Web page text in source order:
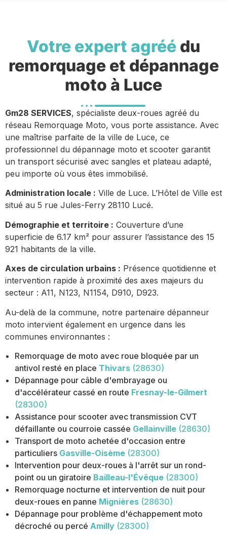
Votre expert agréé du
remorquage et dépannage
moto à Luce
Gm28 SERVICES, spécialiste deux-roues agréé du
réseau Remorquage Moto, vous porte assistance. Avec
une maîtrise parfaite de la ville de Luce, ce
professionnel du dépannage moto et scooter garantit
un transport sécurisé avec sangles et plateau adapté,
peu importe où vous êtes immobilisé.
Administration locale : Ville de Luce. L’Hôtel de Ville est
situé au 5 rue Jules-Ferry 28110 Lucé.
Démographie et territoire : Couverture d’une
superficie de 6.17 km² pour assurer l’assistance des 15
921 habitants de la ville.
Axes de circulation urbains : Présence quotidienne et
intervention rapide à proximité des axes majeurs du
secteur : A11, N123, N1154, D910, D923.
Au-delà de la commune, notre partenaire dépanneur
moto intervient également en urgence dans les
communes environnantes :
Remorquage de moto avec roue bloquée par un
antivol resté en place Thivars (28630)
Dépannage pour câble d'embrayage ou
d'accélérateur cassé en route Fresnay-le-Gilmert
(28300)
Assistance pour scooter avec transmission CVT
défaillante ou courroie cassée Gellainville (28630)
Transport de moto achetée d'occasion entre
particuliers Gasville-Oisème (28300)
Intervention pour deux-roues à l'arrêt sur un rond-
point ou un giratoire Bailleau-l'Évêque (28300)
Remorquage nocturne et intervention de nuit pour
deux-roues en panne Mignières (28630)
Dépannage pour problème d'échappement moto
décroché ou percé Amilly (28300)